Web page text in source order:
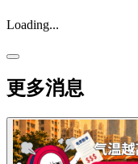
Loading...
更多消息